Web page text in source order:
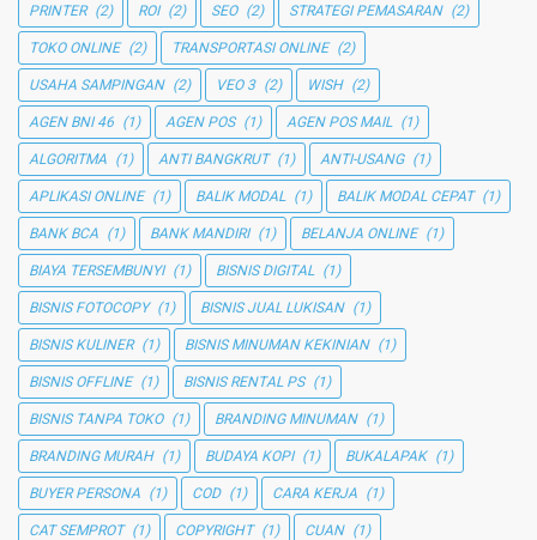
PRINTER (2) ROI (2) SEO (2) STRATEGI PEMASARAN (2)
TOKO ONLINE (2) TRANSPORTASI ONLINE (2)
USAHA SAMPINGAN (2) VEO 3 (2) WISH (2)
AGEN BNI 46 (1) AGEN POS (1) AGEN POS MAIL (1)
ALGORITMA (1) ANTI BANGKRUT (1) ANTI-USANG (1)
APLIKASI ONLINE (1) BALIK MODAL (1) BALIK MODAL CEPAT (1)
BANK BCA (1) BANK MANDIRI (1) BELANJA ONLINE (1)
BIAYA TERSEMBUNYI (1) BISNIS DIGITAL (1)
BISNIS FOTOCOPY (1) BISNIS JUAL LUKISAN (1)
BISNIS KULINER (1) BISNIS MINUMAN KEKINIAN (1)
BISNIS OFFLINE (1) BISNIS RENTAL PS (1)
BISNIS TANPA TOKO (1) BRANDING MINUMAN (1)
BRANDING MURAH (1) BUDAYA KOPI (1) BUKALAPAK (1)
BUYER PERSONA (1) COD (1) CARA KERJA (1)
CAT SEMPROT (1) COPYRIGHT (1) CUAN (1)